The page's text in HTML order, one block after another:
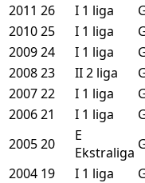
2011 26 I 1 liga
201025 I 1 liga
200924 I 1 liga
200823 II2 liga
200722 I 1 liga
200621 I 1 liga
200520
E
Ekstraliga
2004 19 I 1 liga